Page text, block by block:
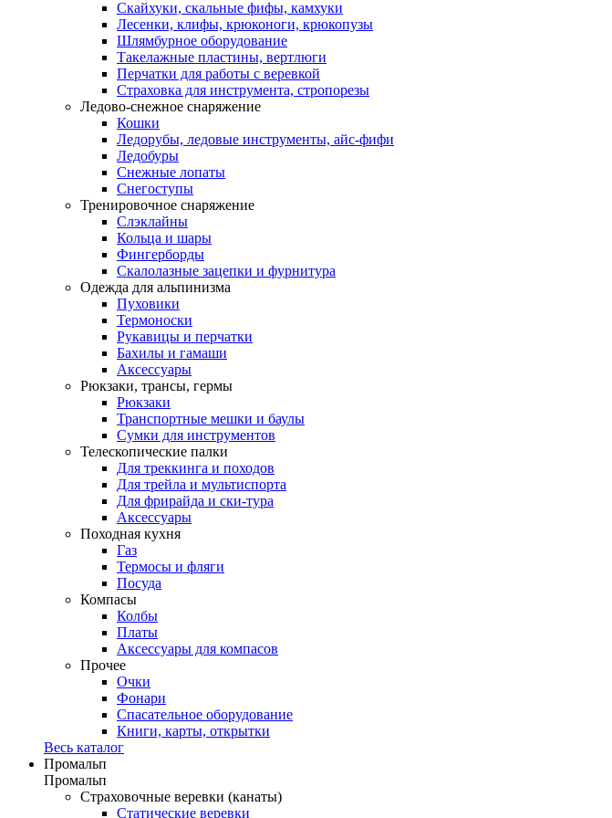
Скайхуки, скальные фифы, камхуки
Лесенки, клифы, крюконоги, крюкопузы
Шлямбурное оборудование
Такелажные пластины, вертлюги
Перчатки для работы с веревкой
Страховка для инструмента, стропорезы
Ледово-снежное снаряжение
Кошки
Ледорубы, ледовые инструменты, айс-фифи
Ледобуры
Снежные лопаты
Снегоступы
Тренировочное снаряжение
Слэклайны
Кольца и шары
Фингерборды
Скалолазные зацепки и фурнитура
Одежда для альпинизма
Пуховики
Термоноски
Рукавицы и перчатки
Бахилы и гамаши
Аксессуары
Рюкзаки, трансы, гермы
Рюкзаки
Транспортные мешки и баулы
Сумки для инструментов
Телескопические палки
Для треккинга и походов
Для трейла и мультиспорта
Для фрирайда и ски-тура
Аксессуары
Походная кухня
Газ
Термосы и фляги
Посуда
Компасы
Колбы
Платы
Аксессуары для компасов
Прочее
Очки
Фонари
Спасательное оборудование
Книги, карты, открытки
Весь каталог
Промальп
Промальп
Страховочные веревки (канаты)
Статические веревки